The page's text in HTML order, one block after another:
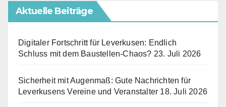
Aktuelle Beiträge
Digitaler Fortschritt für Leverkusen: Endlich
Schluss mit dem Baustellen-Chaos? 23. Juli 2026
Sicherheit mit Augenmaß: Gute Nachrichten für
Leverkusens Vereine und Veranstalter 18. Juli 2026